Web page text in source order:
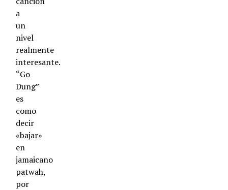
a
un
nivel
realmente
interesante.
“Go
Dung”
es
como
decir
«bajar»
en
jamaicano
patwah,
por